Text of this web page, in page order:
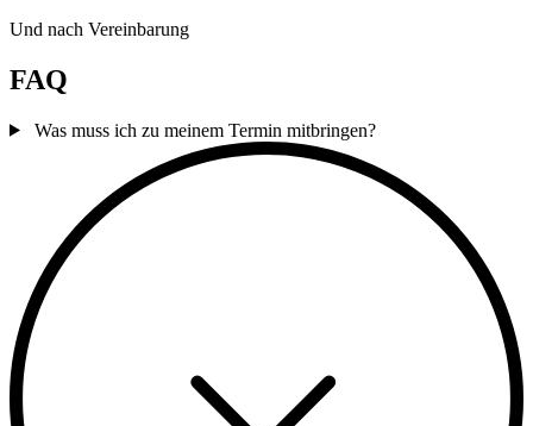
Und nach Vereinbarung
FAQ
Was muss ich zu meinem Termin mitbringen?